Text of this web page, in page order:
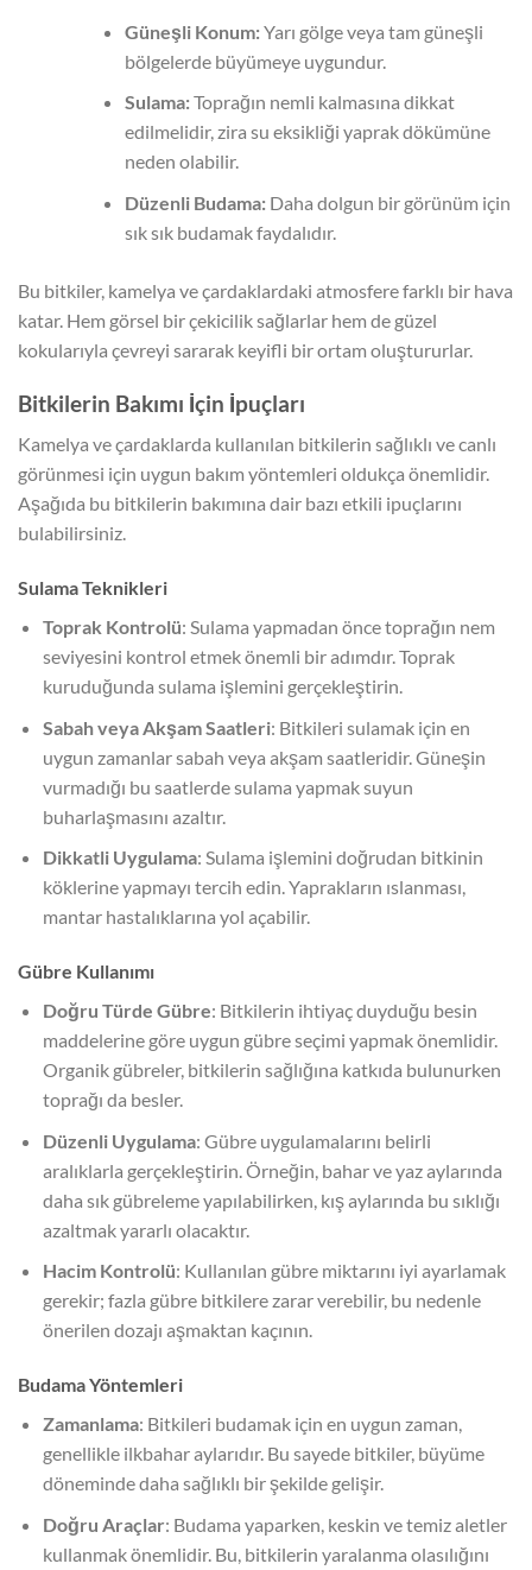
Güneşli Konum:Yarı gölge veya tam güneşli
bölgelerde büyümeye uygundur.
Sulama:Toprağın nemli kalmasına dikkat
edilmelidir, zira su eksikliği yaprak dökümüne
neden olabilir.
Düzenli Budama:Daha dolgun bir görünüm için
sık sık budamak faydalıdır.
Bu bitkiler, kamelya ve çardaklardaki atmosfere farklı bir hava
katar. Hem görsel bir çekicilik sağlarlar hem de güzel
kokularıyla çevreyi sararak keyifli bir ortam oluştururlar.
Bitkilerin Bakımı İçin İpuçları
Kamelya ve çardaklarda kullanılan bitkilerin sağlıklı ve canlı
görünmesi için uygun bakım yöntemleri oldukça önemlidir.
Aşağıda bu bitkilerin bakımına dair bazı etkili ipuçlarını
bulabilirsiniz.
Sulama Teknikleri
Toprak Kontrolü: Sulama yapmadan önce toprağın nem
seviyesini kontrol etmek önemli bir adımdır. Toprak
kuruduğunda sulama işlemini gerçekleştirin.
Sabah veya Akşam Saatleri: Bitkileri sulamak için en
uygun zamanlar sabah veya akşam saatleridir. Güneşin
vurmadığı bu saatlerde sulama yapmak suyun
buharlaşmasını azaltır.
Dikkatli Uygulama: Sulama işlemini doğrudan bitkinin
köklerine yapmayı tercih edin. Yaprakların ıslanması,
mantar hastalıklarına yol açabilir.
Gübre Kullanımı
Doğru Türde Gübre: Bitkilerin ihtiyaç duyduğu besin
maddelerine göre uygun gübre seçimi yapmak önemlidir.
Organik gübreler, bitkilerin sağlığına katkıda bulunurken
toprağı da besler.
Düzenli Uygulama: Gübre uygulamalarını belirli
aralıklarla gerçekleştirin. Örneğin, bahar ve yaz aylarında
daha sık gübreleme yapılabilirken, kış aylarında bu sıklığı
azaltmak yararlı olacaktır.
Hacim Kontrolü: Kullanılan gübre miktarını iyi ayarlamak
gerekir; fazla gübre bitkilere zarar verebilir, bu nedenle
önerilen dozajı aşmaktan kaçının.
Budama Yöntemleri
Zamanlama: Bitkileri budamak için en uygun zaman,
genellikle ilkbahar aylarıdır. Bu sayede bitkiler, büyüme
döneminde daha sağlıklı bir şekilde gelişir.
Doğru Araçlar: Budama yaparken, keskin ve temiz aletler
kullanmak önemlidir. Bu, bitkilerin yaralanma olasılığını